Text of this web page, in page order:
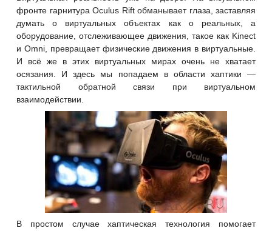
фронте гарнитура Oculus Rift обманывает глаза, заставляя
думать о виртуальных объектах как о реальных, а
оборудование, отслеживающее движения, такое как Kinect
и Omni, превращает физические движения в виртуальные.
И всё же в этих виртуальных мирах очень не хватает
осязания. И здесь мы попадаем в области хаптики —
тактильной обратной связи при виртуальном
взаимодействии.
В простом случае хаптическая технология помогает